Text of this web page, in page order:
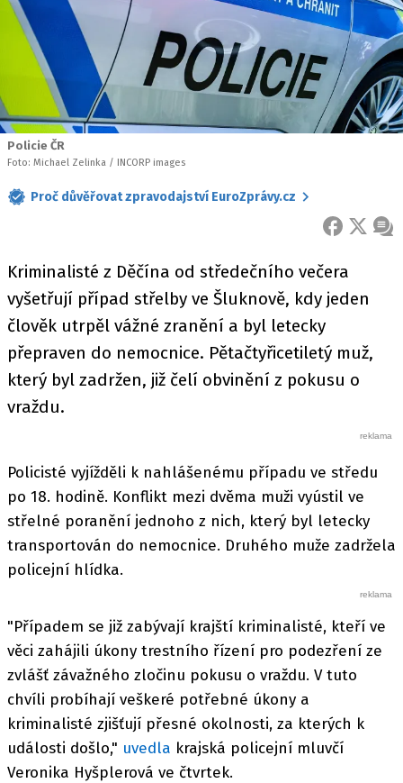
Policie ČR
Foto: Michael Zelinka / INCORP images
Proč důvěřovat zpravodajství EuroZprávy.cz
FACEBOOK
X
Kriminalisté z Děčína od středečního večera
vyšetřují případ střelby ve Šluknově, kdy jeden
člověk utrpěl vážné zranění a byl letecky
přepraven do nemocnice. Pětačtyřicetiletý muž,
který byl zadržen, již čelí obvinění z pokusu o
vraždu.
Policisté vyjížděli k nahlášenému případu ve středu
po 18. hodině. Konflikt mezi dvěma muži vyústil ve
střelné poranění jednoho z nich, který byl letecky
transportován do nemocnice. Druhého muže zadržela
policejní hlídka.
"Případem se již zabývají krajští kriminalisté, kteří ve
věci zahájili úkony trestního řízení pro podezření ze
zvlášť závažného zločinu pokusu o vraždu. V tuto
chvíli probíhají veškeré potřebné úkony a
kriminalisté zjišťují přesné okolnosti, za kterých k
události došlo," uvedla krajská policejní mluvčí
Veronika Hyšplerová ve čtvrtek.